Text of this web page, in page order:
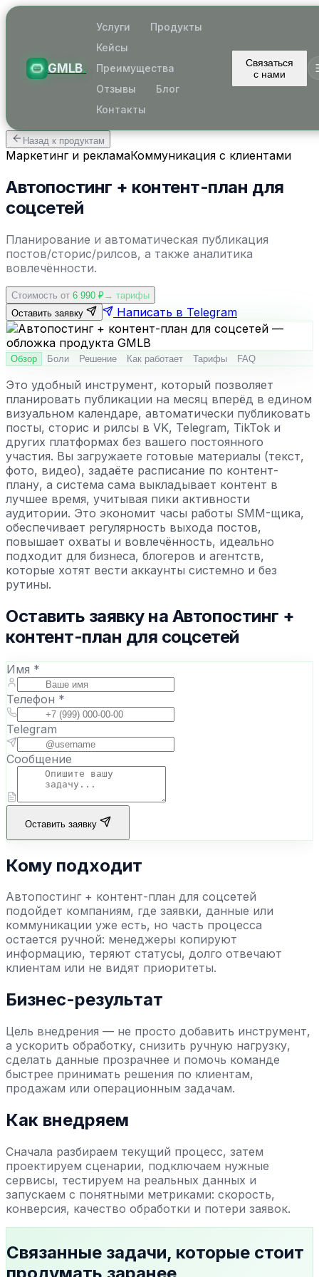
GMLB.
Услуги
Продукты
Кейсы
Преимущества
Отзывы
Блог
Контакты
Связаться
с нами
Назад к продуктам
Маркетинг и рекламаКоммуникация с клиентами
Автопостинг + контент-план для
соцсетей
Планирование и автоматическая публикация
постов/сторис/рилсов, а также аналитика
вовлечённости.
Стоимость от 6 990 ₽→ тарифы
Оставить заявку
Написать в Telegram
Обзор Боли Решение Как работает Тарифы FAQ
Это удобный инструмент, который позволяет
планировать публикации на месяц вперёд в едином
визуальном календаре, автоматически публиковать
посты, сторис и рилсы в VK, Telegram, TikTok и
других платформах без вашего постоянного
участия. Вы загружаете готовые материалы (текст,
фото, видео), задаёте расписание по контент-
плану, а система сама выкладывает контент в
лучшее время, учитывая пики активности
аудитории. Это экономит часы работы SMM-щика,
обеспечивает регулярность выхода постов,
повышает охваты и вовлечённость, идеально
подходит для бизнеса, блогеров и агентств,
которые хотят вести аккаунты системно и без
рутины.
Оставить заявку на Автопостинг +
контент-план для соцсетей
Имя *
Телефон *
Telegram
Сообщение
Оставить заявку
Кому подходит
Автопостинг + контент-план для соцсетей
подойдет компаниям, где заявки, данные или
коммуникации уже есть, но часть процесса
остается ручной: менеджеры копируют
информацию, теряют статусы, долго отвечают
клиентам или не видят приоритеты.
Бизнес-результат
Цель внедрения — не просто добавить инструмент,
а ускорить обработку, снизить ручную нагрузку,
сделать данные прозрачнее и помочь команде
быстрее принимать решения по клиентам,
продажам или операционным задачам.
Как внедряем
Сначала разбираем текущий процесс, затем
проектируем сценарии, подключаем нужные
сервисы, тестируем на реальных данных и
запускаем с понятными метриками: скорость,
конверсия, качество обработки и потери заявок.
Связанные задачи, которые стоит